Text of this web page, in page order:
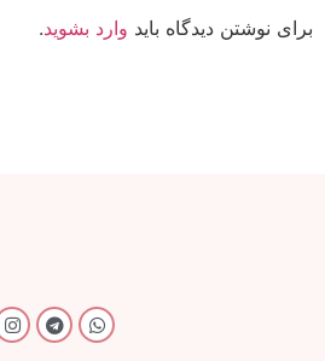
برای نوشتن دیدگاه باید وارد بشوید.